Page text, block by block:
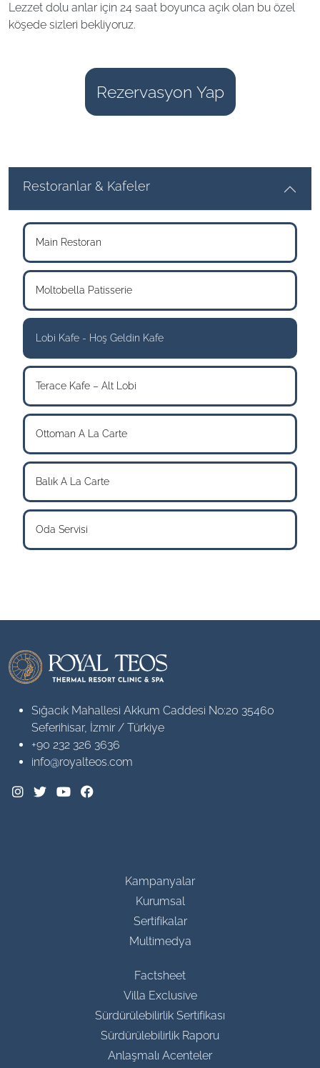
Lezzet dolu anlar için 24 saat boyunca açık olan bu özel
köşede sizleri bekliyoruz.
Rezervasyon Yap
Restoranlar & Kafeler
Main Restoran
Moltobella Patisserie
Lobi Kafe - Hoş Geldin Kafe
Terace Kafe – Alt Lobi
Ottoman A La Carte
Balık A La Carte
Oda Servisi
Sığacık Mahallesi Akkum Caddesi No:20 35460
Seferihisar, İzmir / Türkiye
+90 232 326 3636
info@royalteos.com
Kampanyalar
Kurumsal
Sertifikalar
Multimedya
Factsheet
Villa Exclusive
Sürdürülebilirlik Sertifikası
Sürdürülebilirlik Raporu
Anlaşmalı Acenteler